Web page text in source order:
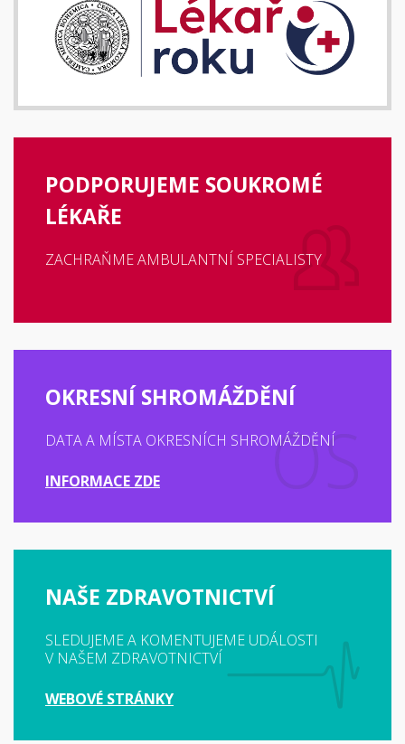
PODPORUJEME SOUKROMÉ
LÉKAŘE
ZACHRAŇME AMBULANTNÍ SPECIALISTY
OKRESNÍ SHROMÁŽDĚNÍ
DATA A MÍSTA OKRESNÍCH SHROMÁŽDĚNÍ
INFORMACE ZDE
NAŠE ZDRAVOTNICTVÍ
SLEDUJEME A KOMENTUJEME UDÁLOSTI
V NAŠEM ZDRAVOTNICTVÍ
WEBOVÉ STRÁNKY